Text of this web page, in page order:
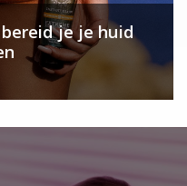
je je huid